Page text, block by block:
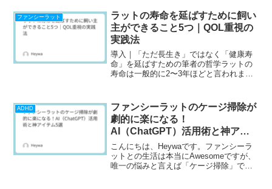
もの、油っぽいのも与えないほうがいい
こんにちは、Heywaです...
ファンシーラット
ラットの寿命を延ばすために飼い
主ができること5つ｜QOL重視の
実践法
導入｜「ただ長生き」ではなく「健康寿
命」を延ばすための筆者の哲学ラットの
寿命は一般的に2〜3年ほどと言われま
食べ、安心して過ごせる「健康寿命」で
す。寝たきりや不調を抱え...
ADHD
ファンシーラットのケージ掃除が
劇的に楽になる！
AI（ChatGPT）活用術と神アイ
テム5選
こんにちは、Heywaです。ファンシーラ
ットとの生活は本当にAwesomeですが、
唯一の悩みと言えば「ケージ掃除」では